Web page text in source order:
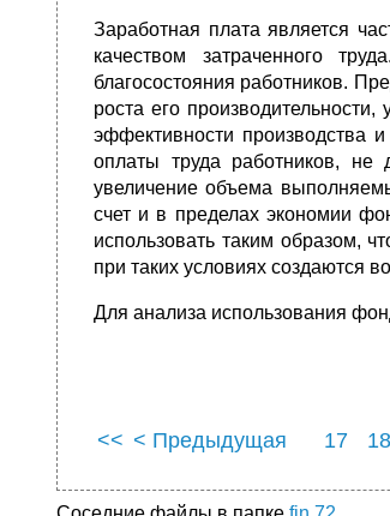
Заработная плата является
качеством затраченного
благосостояния работников.
роста его
эффективности производства
оплаты труда работников, не
увеличение объема
счет и в пределах экономии
использовать таким образом,
при таких условиях создаются
Для анализа использования
<< < Предыдущая 17 18